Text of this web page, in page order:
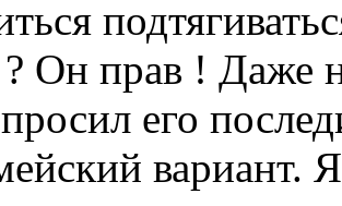
Он прав ! Даже
его
вариант.